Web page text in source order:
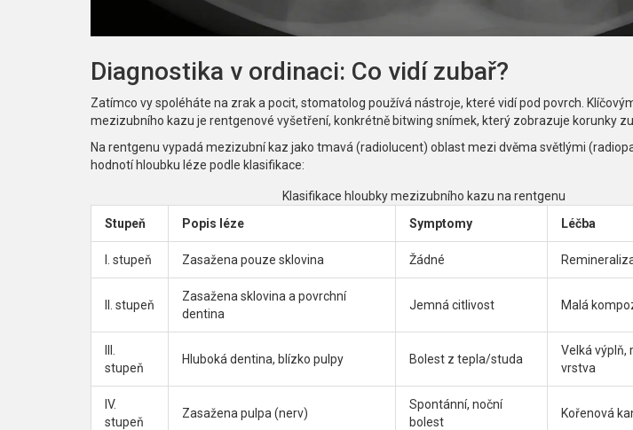
Diagnostika v ordinaci: Co vidí zubař?
Zatímco vy spoléháte na zrak a pocit, stomatolog používá nástroje, které vidí pod povrch.
mezizubního kazu je rentgenové vyšetření, konkrétně bitwing snímek, který zobrazuje korunky
Na rentgenu vypadá mezizubní kaz jako tmavá (radiolucent) oblast mezi dvěma světlými
hodnotí hloubku léze podle klasifikace:
Klasifikace hloubky mezizubního kazu na rentgenu
Stupeň
Popis léze Symptomy Léčba
I. stupeň Zasažena pouze sklovina Žádné
II. stupeň
Zasažena sklovina a povrchní
dentina
Jemná citlivost Malá
stupeň
Hluboká dentina, blízko pulpy Bolest z tepla/studa
Velká výplň,
vrstva
IV.
stupeň
Zasažena pulpа (nerv)
Spontánní, noční
bolest
Kořenová